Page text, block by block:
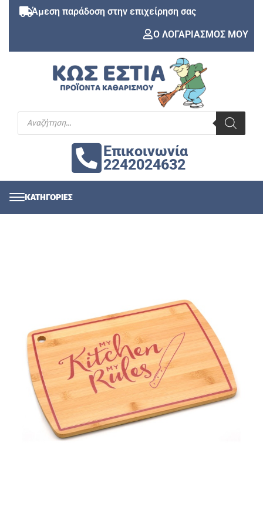
Άμεση παράδοση στην επιχείρηση σας
Ο ΛΟΓΑΡΙΑΣΜΟΣ ΜΟΥ
Επικοινωνία
2242024632